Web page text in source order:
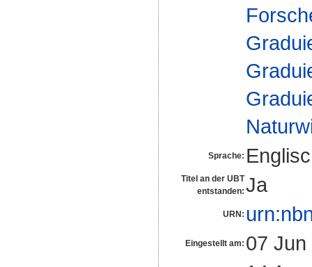
Sprache:
Titel an der UBT
entstanden: Ja
URN:
Eingestellt am: 07